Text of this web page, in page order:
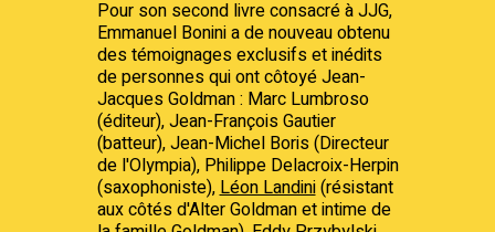
Pour son second livre consacré à JJG,
Emmanuel Bonini a de nouveau obtenu
des témoignages exclusifs et inédits
de personnes qui ont côtoyé Jean-
Jacques Goldman : Marc Lumbroso
(éditeur), Jean-François Gautier
(batteur), Jean-Michel Boris (Directeur
de l'Olympia), Philippe Delacroix-Herpin
(saxophoniste), Léon Landini(résistant
aux côtés d'Alter Goldman et intime de